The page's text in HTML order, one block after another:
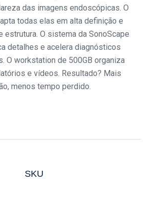
das imagens endoscópicas. O
todas elas em alta definição e
estrutura. O sistema da SonoScape
detalhes e acelera diagnósticos
O workstation de 500GB organiza
e vídeos. Resultado? Mais
menos tempo perdido.
SKU